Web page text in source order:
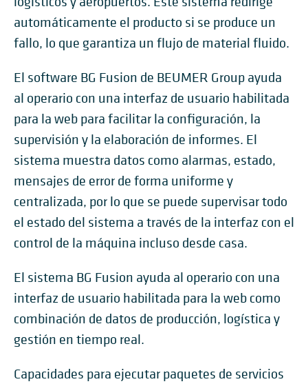
automáticamente el producto si se produce un
fallo, lo que garantiza un flujo de material fluido.
El software BG Fusion de BEUMER Group ayuda
al operario con una interfaz de usuario habilitada
para la web para facilitar la configuración, la
supervisión y la elaboración de informes. El
sistema muestra datos como alarmas, estado,
mensajes de error de forma uniforme y
centralizada, por lo que se puede supervisar todo
el estado del sistema a través de la interfaz con el
control de la máquina incluso desde casa.
El sistema BG Fusion ayuda al operario con una
interfaz de usuario habilitada para la web como
combinación de datos de producción, logística y
gestión en tiempo real.
Capacidades para ejecutar paquetes de servicios